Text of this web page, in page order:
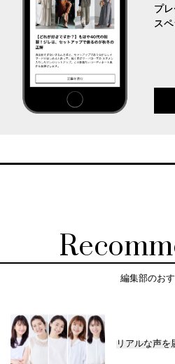
プ
ス
編集部のお
リアルな声